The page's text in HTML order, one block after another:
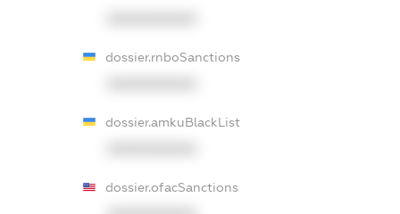
dossier.rnboSanctions
dossier.amkuBlackList
dossier.ofacSanctions